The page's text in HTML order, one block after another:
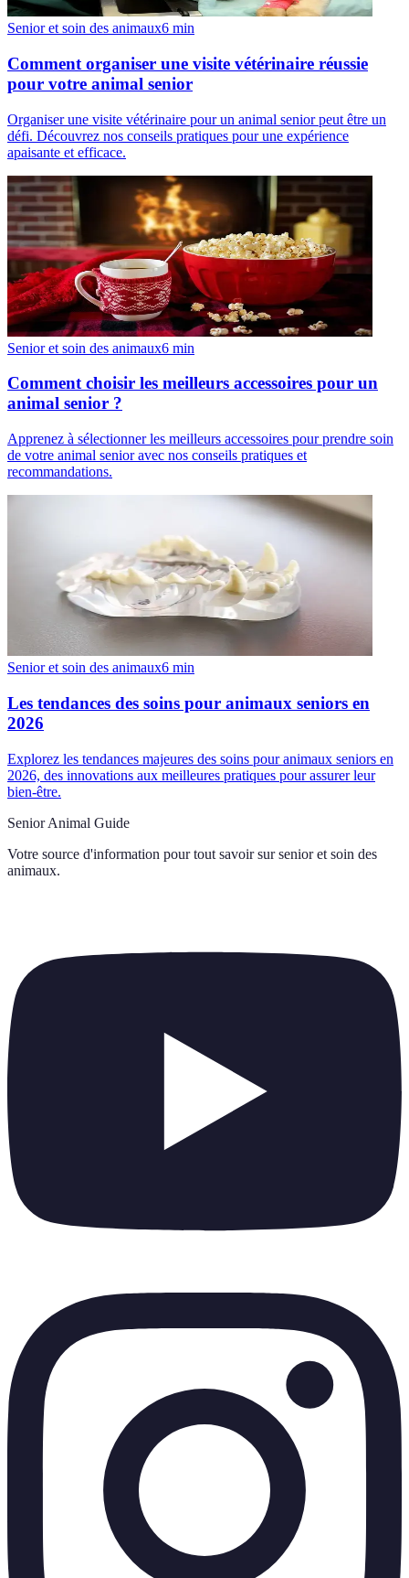
Senior et soin des animaux6 min
Comment organiser une visite vétérinaire réussie
pour votre animal senior
Organiser une visite vétérinaire pour un animal senior peut être un
défi. Découvrez nos conseils pratiques pour une expérience
apaisante et efficace.
Senior et soin des animaux6 min
Comment choisir les meilleurs accessoires pour un
animal senior ?
Apprenez à sélectionner les meilleurs accessoires pour prendre soin
de votre animal senior avec nos conseils pratiques et
recommandations.
Senior et soin des animaux6 min
Les tendances des soins pour animaux seniors en
2026
Explorez les tendances majeures des soins pour animaux seniors en
2026, des innovations aux meilleures pratiques pour assurer leur
bien-être.
Senior Animal Guide
Votre source d'information pour tout savoir sur senior et soin des
animaux.